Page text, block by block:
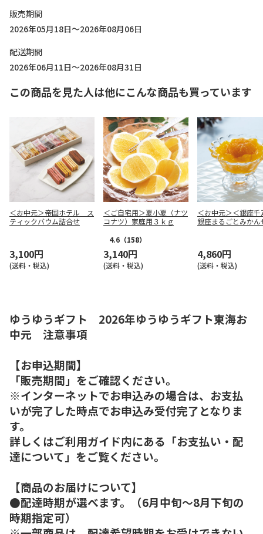
販売期間
2026年05月18日～2026年08月06日
配送期間
2026年06月11日～2026年08月31日
この商品を見た人は他にこんな商品も買っています
＜お中元＞帝国ホテル ス
ティックバウム詰合せ
3,100円
(送料・税込)
＜ご自宅用＞夏小夏（ナツ
コナツ）家庭用３ｋｇ
4.6 （158）
3,140円
(送料・税込)
＜お中元＞＜銀座千
銀座まるごとみかん
4,860円
(送料・税込)
ゆうゆうギフト 2026年ゆうゆうギフト東海お
中元 注意事項
【お申込期間】
「販売期間」をご確認ください。
※インターネットでお申込みの場合は、お支払
いが完了した時点でお申込み受付完了となりま
す。
詳しくはご利用ガイド内にある「お支払い・配
達について」をご覧ください。
【商品のお届けについて】
●配達時期が選べます。（6月中旬～8月下旬の
時期指定可）